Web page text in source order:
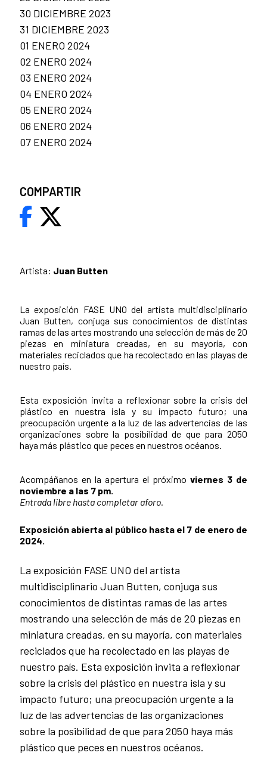
Artista: Juan Butten
La exposición FASE UNO del artista multidisciplinario
Juan Butten, conjuga sus conocimientos de distintas
ramas de las artes mostrando una selección de más de 20
piezas en miniatura creadas, en su mayoría, con
materiales reciclados que ha recolectado en las playas de
nuestro país.
Esta exposición invita a reflexionar sobre la crisis del
plástico en nuestra isla y su impacto futuro; una
preocupación urgente a la luz de las advertencias de las
organizaciones sobre la posibilidad de que para 2050
haya más plástico que peces en nuestros océanos.
Acompáñanos en la apertura el próximo viernes 3 de
noviembre a las 7 pm.
Entrada libre hasta completar aforo.
Exposición abierta al público hasta el 7 de enero de
2024.
La exposición FASE UNO del artista
multidisciplinario Juan Butten, conjuga sus
conocimientos de distintas ramas de las artes
mostrando una selección de más de 20 piezas en
miniatura creadas, en su mayoría, con materiales
reciclados que ha recolectado en las playas de
nuestro país. Esta exposición invita a reflexionar
sobre la crisis del plástico en nuestra isla y su
impacto futuro; una preocupación urgente a la
luz de las advertencias de las organizaciones
sobre la posibilidad de que para 2050 haya más
plástico que peces en nuestros océanos.
30 DICIEMBRE 2023
31 DICIEMBRE 2023
01 ENERO 2024
02 ENERO 2024
03 ENERO 2024
04 ENERO 2024
05 ENERO 2024
06 ENERO 2024
07 ENERO 2024
COMPARTIR